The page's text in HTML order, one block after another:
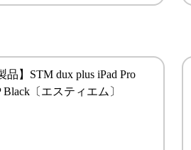
品】STM dux plus iPad Pro
Black〔エスティエム〕